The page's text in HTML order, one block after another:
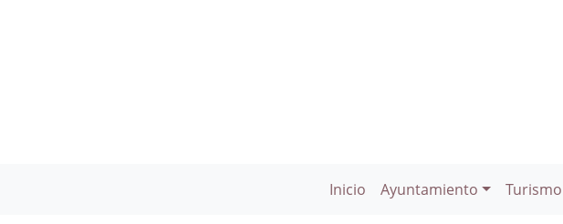
Inicio Ayuntamiento Turismo